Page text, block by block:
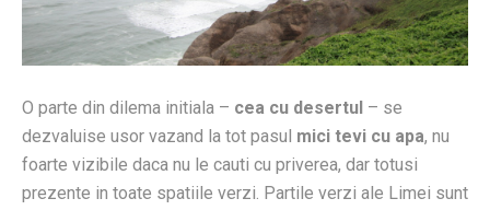
O parte din dilema initiala – cea cu desertul – se
dezvaluise usor vazand la tot pasul mici tevi cu apa, nu
foarte vizibile daca nu le cauti cu priverea, dar totusi
prezente in toate spatiile verzi. Partile verzi ale Limei sunt